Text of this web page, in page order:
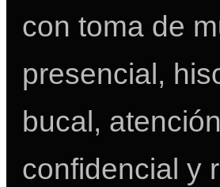
con toma de
presencial,
bucal, atención
confidencial y